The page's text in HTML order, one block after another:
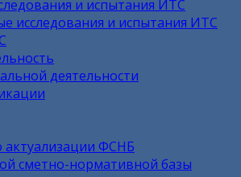
и испытания ИТС
исследования и испытания ИТС
деятельности
актуализации ФСНБ
сметно-нормативной базы